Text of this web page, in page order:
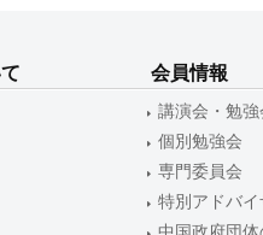
会員情報
講演会・勉強
個別勉強会
専門委員会
特別アドバ